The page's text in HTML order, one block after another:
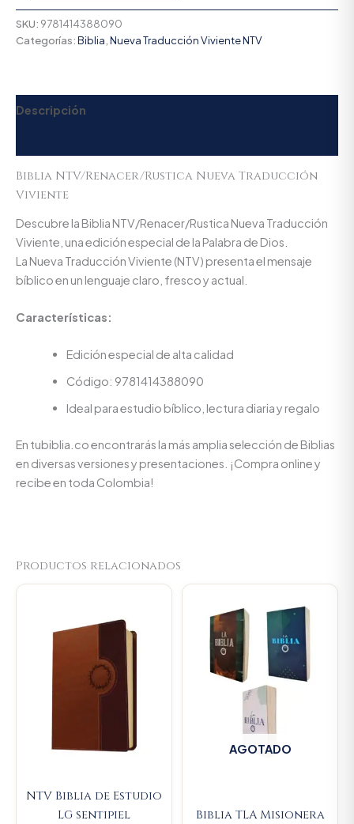
SKU: 9781414388090
Categorías:Biblia Nueva Traducción Viviente NTV
Descripción
Biblia NTV/Renacer/Rustica Nueva Traducción
Viviente
Descubre la Biblia NTV/Renacer/Rustica Nueva Traducción
Viviente, una edición especial de la Palabra de Dios.
La Nueva Traducción Viviente (NTV) presenta el mensaje
bíblico en un lenguaje claro, fresco y actual.
Características:
Edición especial de alta calidad
Código: 9781414388090
Ideal para estudio bíblico, lectura diaria y regalo
En tubiblia.co encontrarás la más amplia selección de Biblias
en diversas versiones y presentaciones. ¡Compra online y
recibe en toda Colombia!
Productos relacionados
NTV Biblia de Estudio
LG sentipiel
AGOTADO
Biblia TLA Misionera